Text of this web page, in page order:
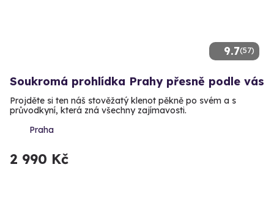
9.7(57)
Soukromá prohlídka Prahy přesně podle vás
Projděte si ten náš stověžatý klenot pěkně po svém a s
průvodkyní, která zná všechny zajímavosti.
Praha
2 990 Kč